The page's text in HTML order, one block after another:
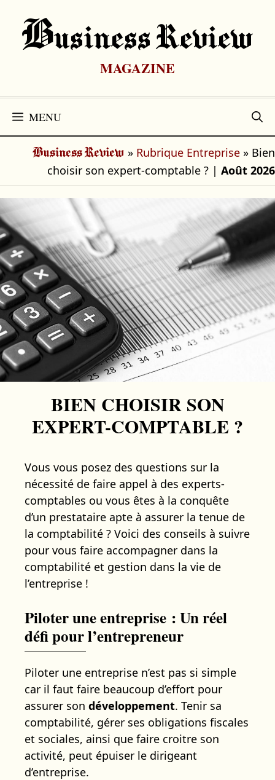
contenu
BUsiness Review
MAGAZINE
MENU
Business Review » Rubrique Entreprise » Bien
choisir son expert-comptable ? | Août 2026
BIEN CHOISIR SON
EXPERT-COMPTABLE ?
Vous vous posez des questions sur la
nécessité de faire appel à des experts-
comptables ou vous êtes à la conquête
d’un prestataire apte à assurer la tenue de
la comptabilité ? Voici des conseils à suivre
pour vous faire accompagner dans la
comptabilité et gestion dans la vie de
l’entreprise !
Piloter une entreprise : Un réel
défi pour l’entrepreneur
Piloter une entreprise n’est pas si simple
car il faut faire beaucoup d’effort pour
assurer son développement. Tenir sa
comptabilité, gérer ses obligations fiscales
et sociales, ainsi que faire croitre son
activité, peut épuiser le dirigeant
d’entreprise.